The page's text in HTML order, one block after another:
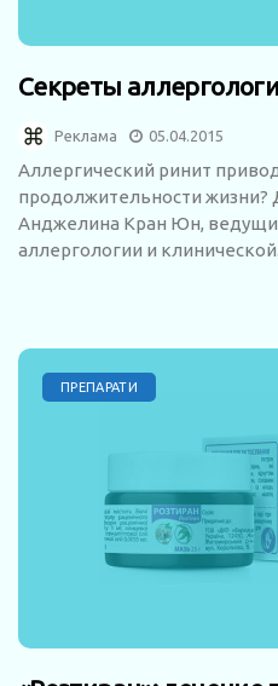
Секреты
Реклама 05.04.2015
Аллергический ринит
продолжительности жизни?
Анджелина Кран Юн,
аллергологии и
ПРЕПАРАТИ